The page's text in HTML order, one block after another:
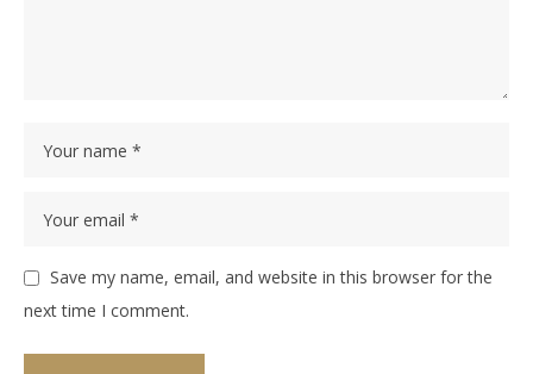
Save my name, email, and website in this browser for the
next time I comment.